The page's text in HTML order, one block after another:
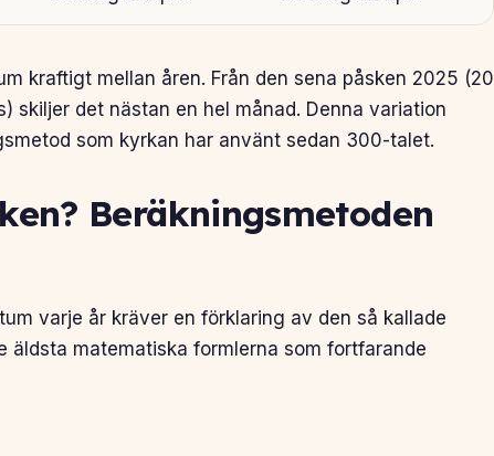
kraftigt mellan åren. Från den sena påsken 2025 (20
skiljer det nästan en hel månad. Denna variation
som kyrkan har använt sedan 300-talet.
Beräkningsmetoden
varje år kräver en förklaring av den så kallade
äldsta matematiska formlerna som fortfarande